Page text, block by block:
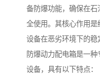
备防爆功能，确保在
全使用。其核心作用
设备在恶劣环境下的稳
防爆动力配电箱是一
设备，具有以下特点：